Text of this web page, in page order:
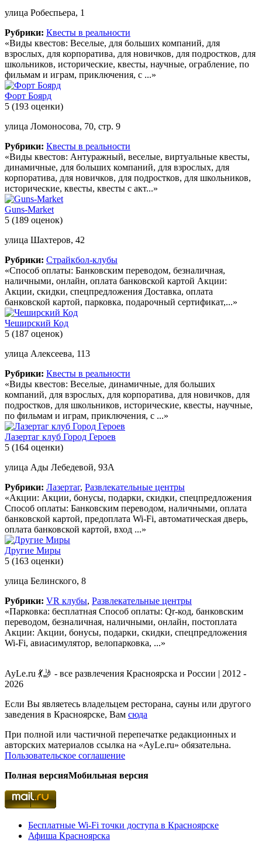
улица Робеспьера, 1
Рубрики: Квесты в реальности
«Виды квестов: Веселые, для больших компаний, для
взрослых, для корпоратива, для новичков, для подростков, для
школьников, исторические, квесты, научные, ограбление, по
фильмам и играм, приключения, с ...»
Форт Боярд
5 (193 оценки)
улица Ломоносова, 70, стр. 9
Рубрики: Квесты в реальности
«Виды квестов: Антуражный, веселые, виртуальные квесты,
динамичные, для больших компаний, для взрослых, для
корпоратива, для новичков, для подростков, для школьников,
исторические, квесты, квесты с акт...»
Guns-Market
5 (189 оценок)
улица Шахтеров, 42
Рубрики: Страйкбол-клубы
«Способ оплаты: Банковским переводом, безналичная,
наличными, онлайн, оплата банковской картой Акции:
Акции, скидки, спецпредложения Доставка, оплата
банковской картой, парковка, подарочный сертификат,...»
Чеширский Код
5 (187 оценок)
улица Алексеева, 113
Рубрики: Квесты в реальности
«Виды квестов: Веселые, динамичные, для больших
компаний, для взрослых, для корпоратива, для новичков, для
подростков, для школьников, исторические, квесты, научные,
по фильмам и играм, приключения, с ...»
Лазертаг клуб Город Героев
5 (164 оценки)
улица Ады Лебедевой, 93А
Рубрики: Лазертаг, Развлекательные центры
«Акции: Акции, бонусы, подарки, скидки, спецпредложения
Способ оплаты: Банковским переводом, наличными, оплата
банковской картой, предоплата Wi-Fi, автоматическая дверь,
оплата банковской картой, вход ...»
Другие Миры
5 (163 оценки)
улица Белинского, 8
Рубрики: VR клубы, Развлекательные центры
«Парковка: бесплатная Способ оплаты: Qr-код, банковским
переводом, безналичная, наличными, онлайн, постоплата
Акции: Акции, бонусы, подарки, скидки, спецпредложения
Wi-Fi, авиасимулятор, велопарковка, ...»
AyLe.ru 💃🤳 - все развлечения Красноярска и России | 2012 -
2026
Если Вы являетесь владельцем ресторана, сауны или другого
заведения в Красноярске, Вам сюда
При полной или частичной перепечатке редакционных и
авторских материалов ссылка на «AyLe.ru» обязательна.
Пользовательское соглашение
Полная версияМобильная версия
Бесплатные Wi-Fi точки доступа в Красноярске
Афиша Красноярска